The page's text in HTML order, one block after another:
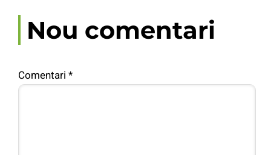
Nou comentari
Comentari *